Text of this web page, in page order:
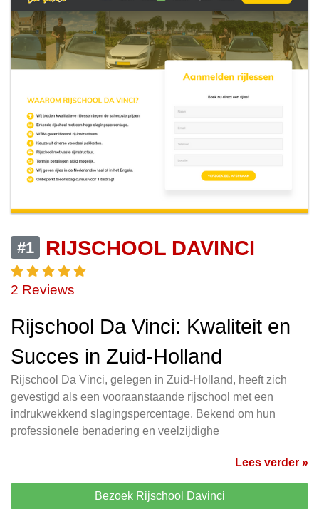
#1 RIJSCHOOL DAVINCI
2 Reviews
Rijschool Da Vinci: Kwaliteit en
Succes in Zuid-Holland
Rijschool Da Vinci, gelegen in Zuid-Holland, heeft zich
gevestigd als een vooraanstaande rijschool met een
indrukwekkend slagingspercentage. Bekend om hun
professionele benadering en veelzijdighe
Lees verder »
Bezoek Rijschool Davinci